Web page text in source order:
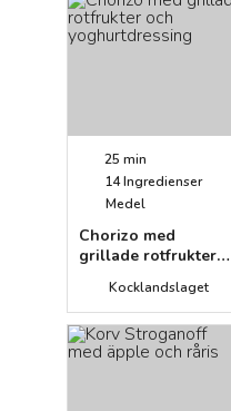
25 min
14Ingredienser
Medel
Chorizo med
grillade rotfrukter
yoghurtdressing
Kocklandslaget